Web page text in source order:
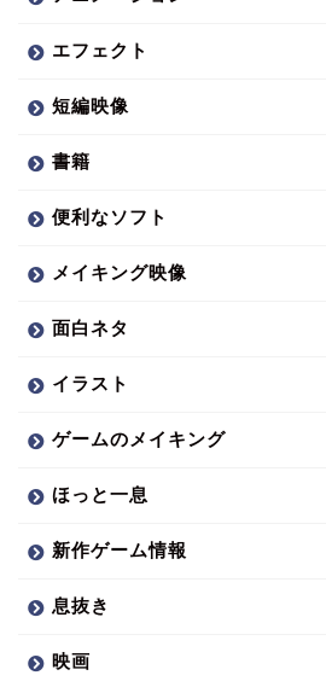
エフェクト
短編映像
書籍
便利なソフト
メイキング映像
面白ネタ
イラスト
ゲームのメイキング
ほっと一息
新作ゲーム情報
息抜き
映画